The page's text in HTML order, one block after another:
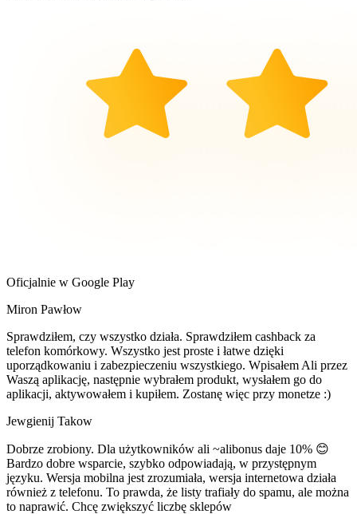
Oficjalnie w Google Play
Miron Pawłow
Sprawdziłem, czy wszystko działa. Sprawdziłem cashback za
telefon komórkowy. Wszystko jest proste i łatwe dzięki
uporządkowaniu i zabezpieczeniu wszystkiego. Wpisałem Ali przez
Waszą aplikację, następnie wybrałem produkt, wysłałem go do
aplikacji, aktywowałem i kupiłem. Zostanę więc przy monetze :)
Jewgienij Takow
Dobrze zrobiony. Dla użytkowników ali ~alibonus daje 10% 😊
Bardzo dobre wsparcie, szybko odpowiadają, w przystępnym
języku. Wersja mobilna jest zrozumiała, wersja internetowa działa
również z telefonu. To prawda, że ​​listy trafiały do ​​spamu, ale można
to naprawić. Chcę zwiększyć liczbę sklepów